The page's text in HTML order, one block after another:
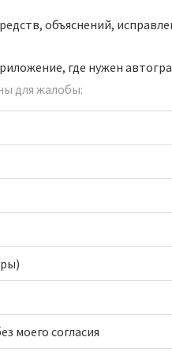
объяснений,
где нужен
для жалобы:
моего согласия